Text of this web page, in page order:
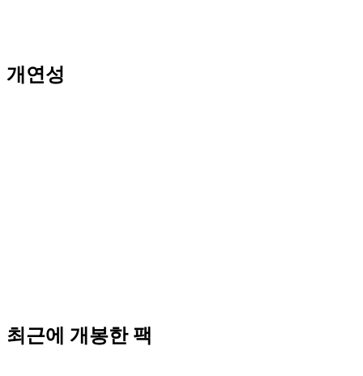
개연성
최근에 개봉한 팩